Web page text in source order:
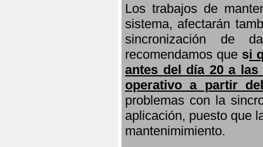
Los trabajos de
sistema, afectarán
sincronización de
recomendamos que si
antes del día 20 a
operativo a partir
problemas con la
aplicación, puesto que
mantenimimiento.